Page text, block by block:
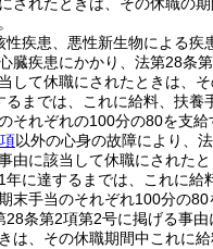
性疾患、悪性新生物による疾
臓疾患にかかり、法第28条
して休職にされたときは、
るまでは、これに給料、扶養
それぞれの100分の80を支給
以外の心身の故障により、
由に該当して休職にされた
年に達するまでは、これに給
末手当のそれぞれ100分の80
28条第2項第2号に掲げる事
は、その休職期間中これに